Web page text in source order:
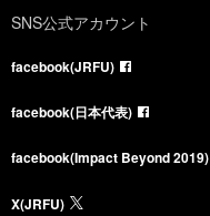
SNS公式アカウント
facebook(JRFU)
facebook(日本代表)
facebook(Impact Beyond 2019)
X(JRFU)